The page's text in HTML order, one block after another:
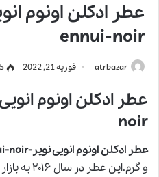
ennui-noir
atrbazar فوریه 21, 2022
noir
عطر ادکلن اونوم انویی نویر-Unum ennui-noir
و گرم.این عطر در سال ۲۰۱۶ به بازار عطر و